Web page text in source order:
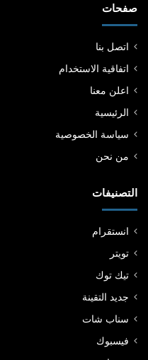
صفحات
اتصل بنا
اتفاقية الاستخدام
اعلن معنا
الرئيسية
سياسة الخصوصية
من نحن
التصنيفات
انستقرام
تويتر
تيك توك
جديد التقينة
سناب شات
فيسبوك